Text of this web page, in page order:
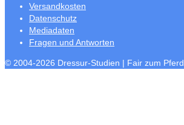
Versandkosten
Datenschutz
Mediadaten
Fragen und Antworten
© 2004-2026 Dressur-Studien | Fair zum Pferd